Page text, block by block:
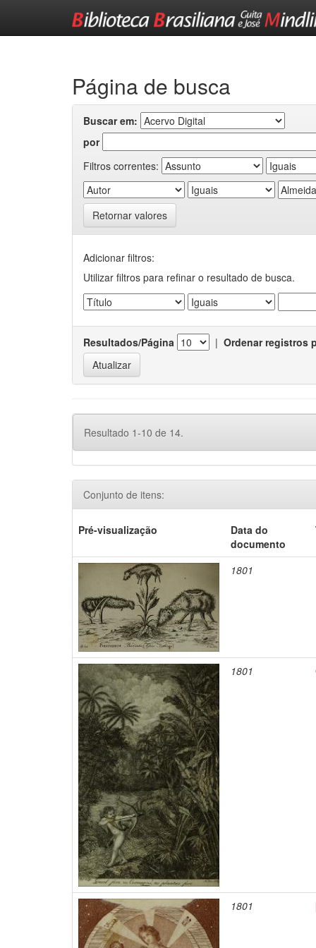
Página de busca
Buscar em:
por
Filtros correntes:
Retornar valores
Adicionar filtros:
Utilizar filtros para refinar o resultado de busca.
Resultados/Página | Ordenar registros
Resultado 1-10 de 14.
Conjunto de itens:
Pré-visualização
Data do
documento
1801
1801
1801